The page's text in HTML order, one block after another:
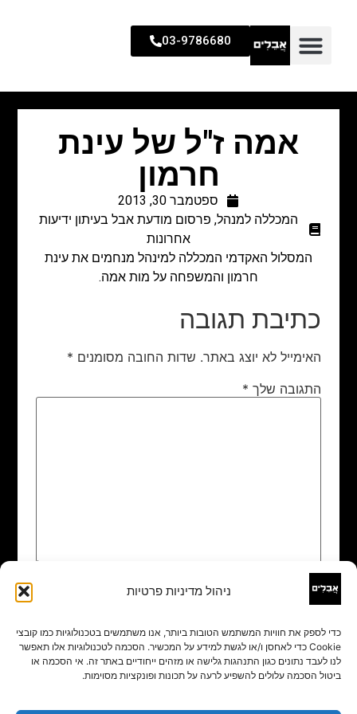
ניהול מדיניות פרטיות
כדי לספק את חוויות המשתמש הטובות ביותר, אנו משתמשים בטכנולוגיות כמו קובצי
Cookie כדי לאחסן ו/או לגשת למידע על המכשיר. הסכמה לטכנולוגיות אלו תאפשר
לנו לעבד נתונים כגון התנהגות גלישה או מזהים ייחודיים באתר זה. אי הסכמה או
ביטול הסכמה עלולים להשפיע לרעה על תכונות ופונקציות מסוימות.
03-9786680
אמה ז"ל של עינת
חרמון
ספטמבר 30, 2013
המכללה למנהל, פרסום מודעת אבל בעיתון ידיעות
אחרונות
המסלול האקדמי המכללה למינהל מנחמים את עינת
חרמון והמשפחה על מות אמה.
כתיבת תגובה
האימייל לא יוצג באתר. שדות החובה מסומנים *
התגובה שלך *
שם
אימייל*